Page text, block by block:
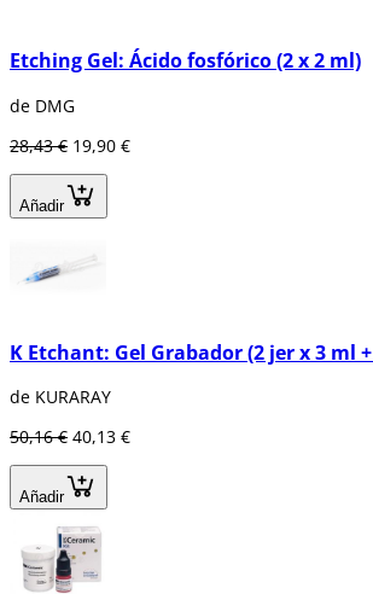
Etching Gel: Ácido fosfórico (2 x 2 ml)
de DMG
28,43 € 19,90 €
Añadir
K Etchant: Gel Grabador (2 jer x 3 ml
de KURARAY
50,16 € 40,13 €
Añadir